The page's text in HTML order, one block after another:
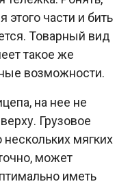
части и бить
Товарный вид
такое же
возможности.
на нее не
Грузовое
мягких
может
иметь